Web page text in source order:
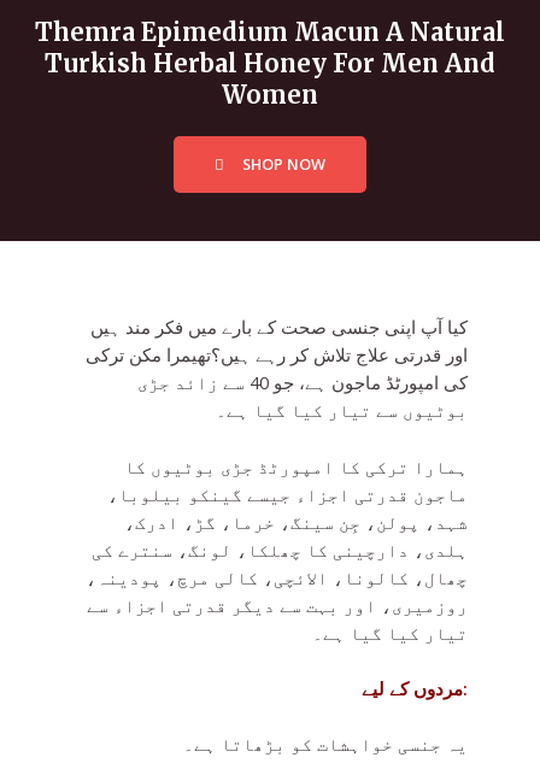
Themra Epimedium Macun A Natural
Turkish Herbal Honey For Men And
Women
SHOP NOW
کیا آپ اپنی جنسی صحت کے بارے میں فکر مند ہیں
اور قدرتی علاج تلاش کر رہے ہیں؟تھیمرا مکن ترکی
کی امپورٹڈ ماجون ہے، جو 40 سے زائد جڑی
بوٹیوں سے تیار کیا گیا ہے۔
ہمارا ترکی کا امپورٹڈ جڑی بوٹیوں کا
ماجون قدرتی اجزاء جیسے گینکو بیلوبا،
شہد، پولن، جِن سینگ، خرما، گڑ، ادرک،
ہلدی، دارچینی کا چھلکا، لونگ، سنترے کی
چھال، کالونا، الائچی، کالی مرچ، پودینہ،
روزمیری، اور بہت سے دیگر قدرتی اجزاء سے
تیار کیا گیا ہے۔
مردوں کے لیے:
یہ جنسی خواہشات کو بڑھاتا ہے۔